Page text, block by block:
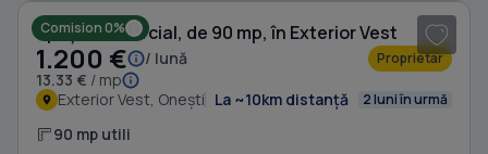
Comision 0%
Spațiu comercial, de 90 mp, în Exterior Vest
1.200 €
/ lună
13.33 € / mp
Proprietar
Exterior Vest, Onești La ~10km distanță 2 luni în urmă
90 mp utili